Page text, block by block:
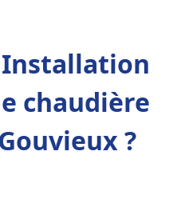
Installation
chaudière
?